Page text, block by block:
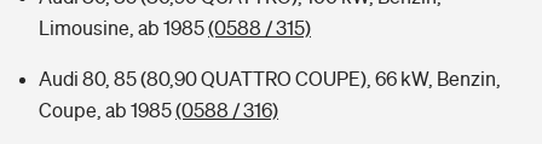
Limousine, ab 1985(0588 / 315)
Audi 80, 85 (80,90 QUATTRO COUPE), 66 kW, Benzin,
Coupe, ab 1985(0588 / 316)